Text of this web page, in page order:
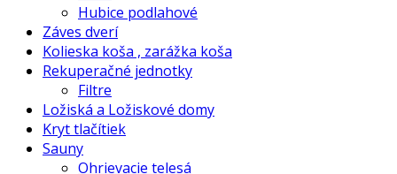
Hubice podlahové
Záves dverí
Kolieska koša , zarážka koša
Rekuperačné jednotky
Filtre
Ložiská a Ložiskové domy
Kryt tlačítiek
Sauny
Ohrievacie telesá